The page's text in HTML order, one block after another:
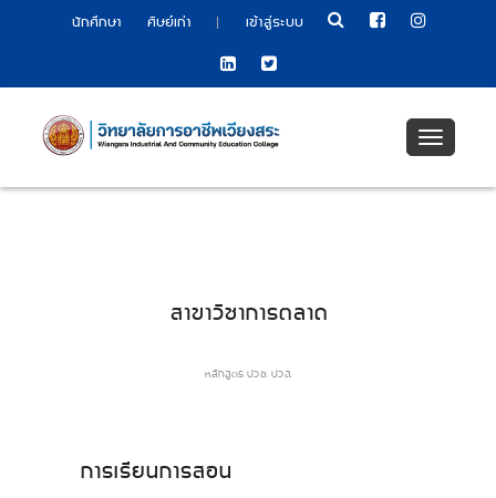
นักศึกษา ศิษย์เก่า | เข้าสู่ระบบ
Toggle
สาขาวิชาการตลาด
หลักสูตร ปวช. ปวส.
การเรียนการสอน